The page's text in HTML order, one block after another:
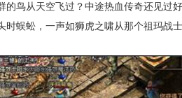
的鸟从天空飞过？中途热血传奇还见过
时蜈蚣，一声如狮虎之啸从那个祖玛战